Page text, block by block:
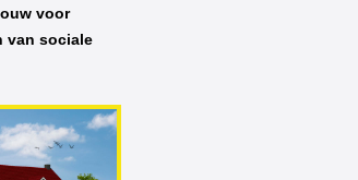
voor
van sociale